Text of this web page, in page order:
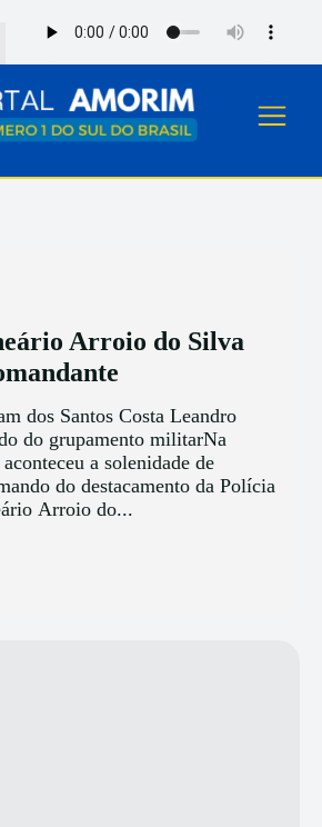
Arroio do Silva
dos Santos Costa Leandro
do grupamento militarNa
a solenidade de
do destacamento da Polícia
Arroio do...